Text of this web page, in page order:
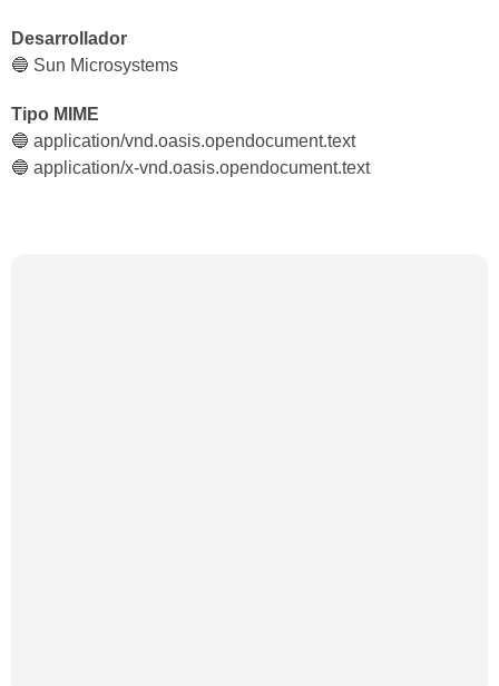
Desarrollador
🔵 Sun Microsystems
Tipo MIME
🔵 application/vnd.oasis.opendocument.text
🔵 application/x-vnd.oasis.opendocument.text